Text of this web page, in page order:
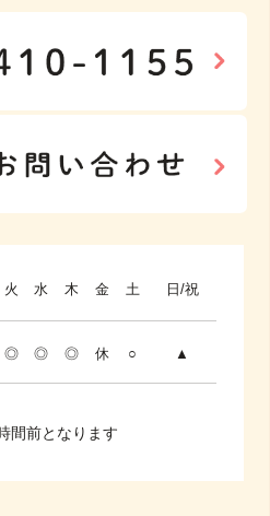
火 水 木 金 土 日/祝
◎ ◎ ◎ 休 ○ ▲
間前となります